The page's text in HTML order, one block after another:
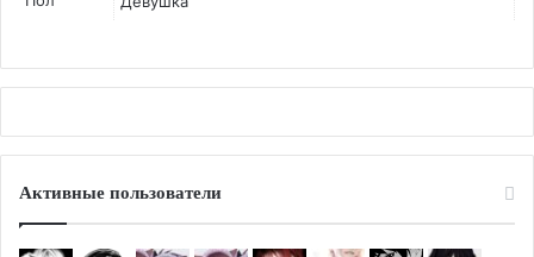
Активные пользователи